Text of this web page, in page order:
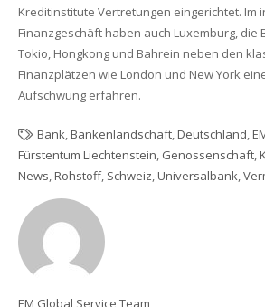
Kreditinstitute Vertretungen eingerichtet. Im
Finanzgeschäft haben auch Luxemburg, die
Tokio, Hongkong und Bahrein neben den
Finanzplätzen wie London und New York
Aufschwung erfahren.
Bank Bankenlandschaft, Deutschland
Fürstentum Liechtenstein Genossenschaft,
News Rohstoff, Schweiz Universalbank
EM Global Service Team